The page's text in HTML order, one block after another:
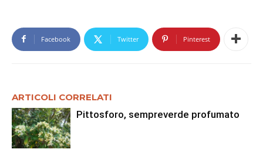
Facebook Twitter Pinterest
ARTICOLI CORRELATI
Pittosforo, sempreverde profumato